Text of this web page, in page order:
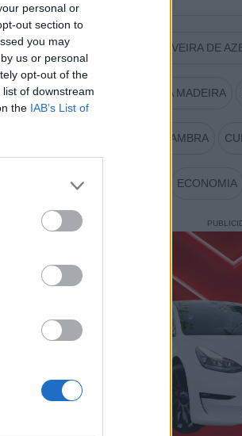
personal or
out section to
you may
us or personal
opt-out of the
of downstream
the IAB’s List of
e o
e
OLIVEIRA DE
S. JOÃO DA MADEIRA
VALE DE CAMBRA
ECONOMIA